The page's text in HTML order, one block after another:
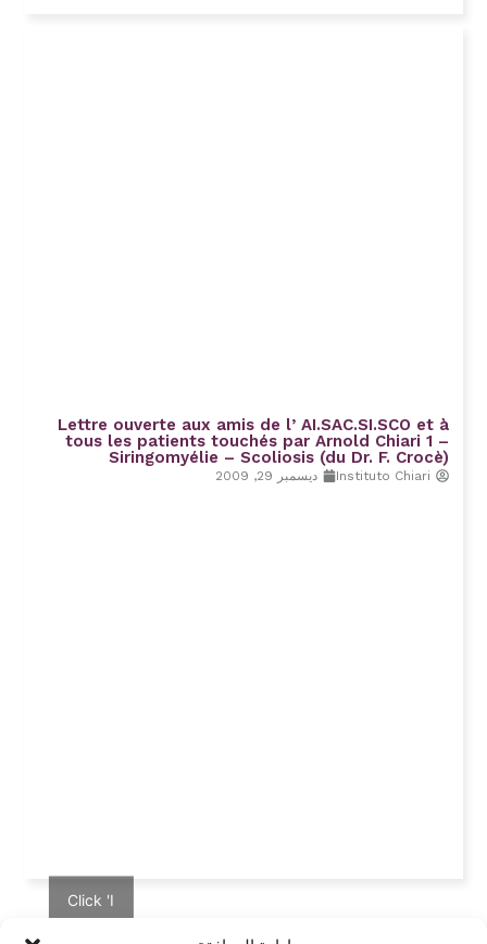
Lettre ouverte aux amis de l’ AI.SAC.SI.SCO et à
tous les patients touchés par Arnold Chiari 1 –
Siringomyélie – Scoliosis (du Dr. F. Crocè)
Instituto Chiari ديسمبر 29, 2009
Click 'I
agree' to